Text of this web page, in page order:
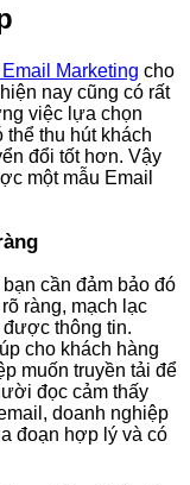
Marketing cho
nay cũng có rất
việc lựa chọn
thể thu hút khách
đổi tốt hơn. Vậy
một mẫu Email
cần đảm bảo đó
ràng, mạch lạc
thông tin.
cho khách hàng
muốn truyền tải để
đọc cảm thấy
doanh nghiệp
đoạn hợp lý và có